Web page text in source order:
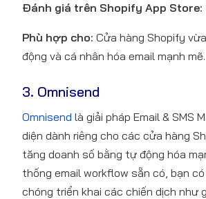
Đánh giá trên Shopify App Store:
Phù hợp cho: Cửa hàng Shopify
động và cá nhân hóa email mạnh mẽ.
3. Omnisend
Omnisend là giải pháp Email & SMS
diện dành riêng cho các cửa hàng
tăng doanh số bằng tự động hóa
thống email workflow sẵn có, bạn
chóng triển khai các chiến dịch như